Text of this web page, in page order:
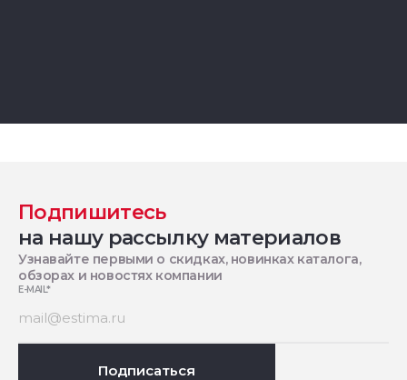
Подпишитесь
на нашу рассылку материалов
Узнавайте первыми о скидках, новинках каталога,
обзорах и новостях компании
E-MAIL*
Подписаться